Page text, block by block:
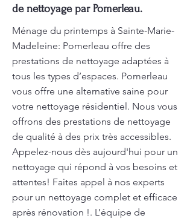
de nettoyage par Pomerleau.
Ménage du printemps à Sainte-Marie-
Madeleine: Pomerleau offre des
prestations de nettoyage adaptées à
tous les types d’espaces. Pomerleau
vous offre une alternative saine pour
votre nettoyage résidentiel. Nous vous
offrons des prestations de nettoyage
de qualité à des prix très accessibles.
Appelez-nous dès aujourd'hui pour un
nettoyage qui répond à vos besoins et
attentes! Faites appel à nos experts
pour un nettoyage complet et efficace
après rénovation !. L’équipe de